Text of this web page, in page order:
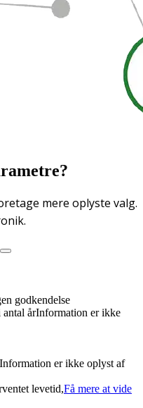
mere oplyste valg.
godkendelse
årInformation er ikke
Information er ikke oplyst af
levetid,Få mere at vide